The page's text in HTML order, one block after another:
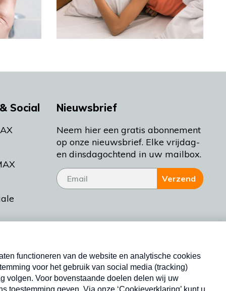
Social
Bakt
Nieuwsbrief
Neem hier een gratis abonnement
op onze nieuwsbrief. Elke vrijdag-
en dinsdagochtend in uw mailbox.
Verzend
Nieuwsbrief
Neem hier een gratis abonnement op onze